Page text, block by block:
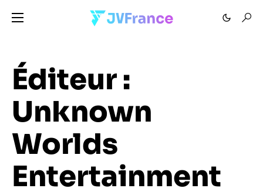
Éditeur :
Unknown
Worlds
Entertainment